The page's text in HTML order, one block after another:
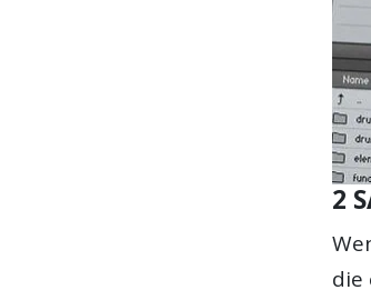
2
die